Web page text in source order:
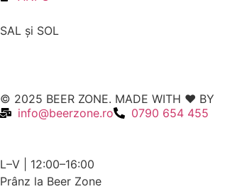
SAL şi SOL
© 2025 BEER ZONE. MADE WITH ❤️ BY
info@beerzone.ro
0790 654 455
L–V | 12:00–16:00
Prânz la Beer Zone